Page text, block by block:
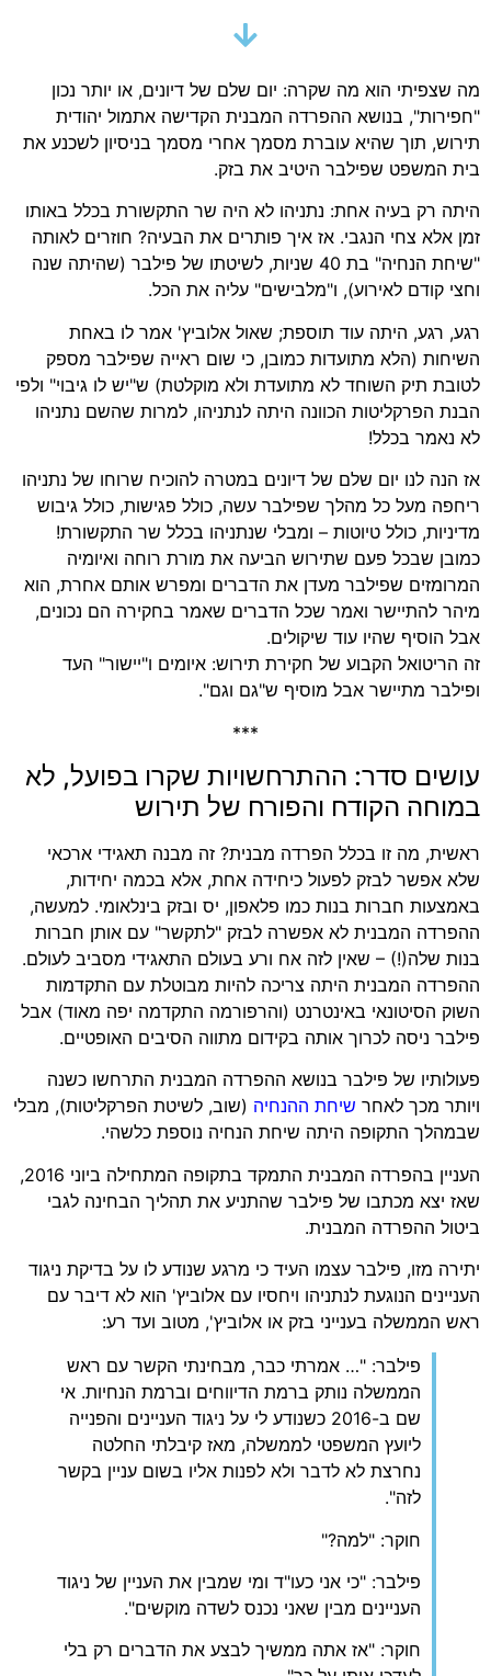
מה שצפיתי הוא מה שקרה: יום שלם של דיונים, או יותר נכון
"חפירות", בנושא ההפרדה המבנית הקדישה אתמול יהודית
תירוש, תוך שהיא עוברת מסמך אחרי מסמך בניסיון לשכנע את
בית המשפט שפילבר היטיב את בזק.
היתה רק בעיה אחת: נתניהו לא היה שר התקשורת בכלל באותו
זמן אלא צחי הנגבי. אז איך פותרים את הבעיה? חוזרים לאותה
"שיחת הנחיה" בת 40 שניות, לשיטתו של פילבר (שהיתה שנה
וחצי קודם לאירוע), ו"מלבישים" עליה את הכל.
רגע, רגע, היתה עוד תוספת; שאול אלוביץ' אמר לו באחת
השיחות (הלא מתועדות כמובן, כי שום ראייה שפילבר מספק
לטובת תיק השוחד לא מתועדת ולא מוקלטת) ש"יש לו גיבוי" ולפי
הבנת הפרקליטות הכוונה היתה לנתניהו, למרות שהשם נתניהו
לא נאמר בכלל!
אז הנה לנו יום שלם של דיונים במטרה להוכיח שרוחו של נתניהו
ריחפה מעל כל מהלך שפילבר עשה, כולל פגישות, כולל גיבוש
מדיניות, כולל טיוטות – ומבלי שנתניהו בכלל שר התקשורת!
כמובן שבכל פעם שתירוש הביעה את מורת רוחה ואיומיה
המרומזים שפילבר מעדן את הדברים ומפרש אותם אחרת, הוא
מיהר להתיישר ואמר שכל הדברים שאמר בחקירה הם נכונים,
אבל הוסיף שהיו עוד שיקולים.
זה הריטואל הקבוע של חקירת תירוש: איומים ו"יישור" העד
ופילבר מתיישר אבל מוסיף ש"גם וגם".
***
עושים סדר: ההתרחשויות שקרו בפועל, לא
במוחה הקודח והפורח של תירוש
ראשית, מה זו בכלל הפרדה מבנית? זה מבנה תאגידי ארכאי
שלא אפשר לבזק לפעול כיחידה אחת, אלא בכמה יחידות,
באמצעות חברות בנות כמו פלאפון, יס ובזק בינלאומי. למעשה,
ההפרדה המבנית לא אפשרה לבזק "לתקשר" עם אותן חברות
בנות שלה(!) – שאין לזה אח ורע בעולם התאגידי מסביב לעולם.
ההפרדה המבנית היתה צריכה להיות מבוטלת עם התקדמות
השוק הסיטונאי באינטרנט (והרפורמה התקדמה יפה מאוד) אבל
פילבר ניסה לכרוך אותה בקידום מתווה הסיבים האופטיים.
פעולותיו של פילבר בנושא ההפרדה המבנית התרחשו כשנה
ויותר מכך לאחר שיחת ההנחיה (שוב, לשיטת הפרקליטות), מבלי
שבמהלך התקופה היתה שיחת הנחיה נוספת כלשהי.
העניין בהפרדה המבנית התמקד בתקופה המתחילה ביוני 2016,
שאז יצא מכתבו של פילבר שהתניע את תהליך הבחינה לגבי
ביטול ההפרדה המבנית.
יתירה מזו, פילבר עצמו העיד כי מרגע שנודע לו על בדיקת ניגוד
העניינים הנוגעת לנתניהו ויחסיו עם אלוביץ' הוא לא דיבר עם
ראש הממשלה בענייני בזק או אלוביץ', מטוב ועד רע:
פילבר: "… אמרתי כבר, מבחינתי הקשר עם ראש
הממשלה נותק ברמת הדיווחים וברמת הנחיות. אי
שם ב-2016 כשנודע לי על ניגוד העניינים והפנייה
ליועץ המשפטי לממשלה, מאז קיבלתי החלטה
נחרצת לא לדבר ולא לפנות אליו בשום עניין בקשר
לזה".
חוקר: "למה?"
פילבר: "כי אני כעו"ד ומי שמבין את העניין של ניגוד
העניינים מבין שאני נכנס לשדה מוקשים".
חוקר: "אז אתה ממשיך לבצע את הדברים רק בלי